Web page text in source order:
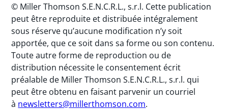
© Miller Thomson S.E.N.C.R.L., s.r.l. Cette publication
peut être reproduite et distribuée intégralement
sous réserve qu’aucune modification n’y soit
apportée, que ce soit dans sa forme ou son contenu.
Toute autre forme de reproduction ou de
distribution nécessite le consentement écrit
préalable de Miller Thomson S.E.N.C.R.L., s.r.l. qui
peut être obtenu en faisant parvenir un courriel
à newsletters@millerthomson.com.